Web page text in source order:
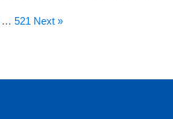
… 521 Next »